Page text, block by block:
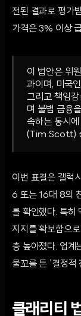
전된 결과로 평가
가격은 3% 이상
이 법안은 위
과이며, 미국
그리고 책임
며 불법 금융
속하는 동시
(Tim Scott)
이번 표결은 갤럭
6 또는 16대 8의
를 확인했다. 특히
지지를 확보함으
층 높아졌다. 업계
물꼬를 튼 '결정적
클래리티